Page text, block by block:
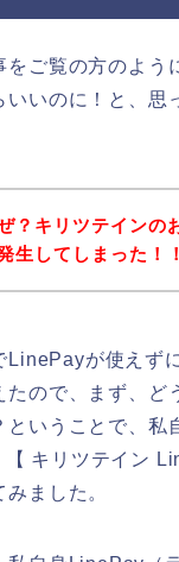
をご覧の方のよ
いいのに！と、
？キリツテインの
生してしまった！！
LinePayが使えず
たので、まず、
ということで、
キリツテイン
ました。